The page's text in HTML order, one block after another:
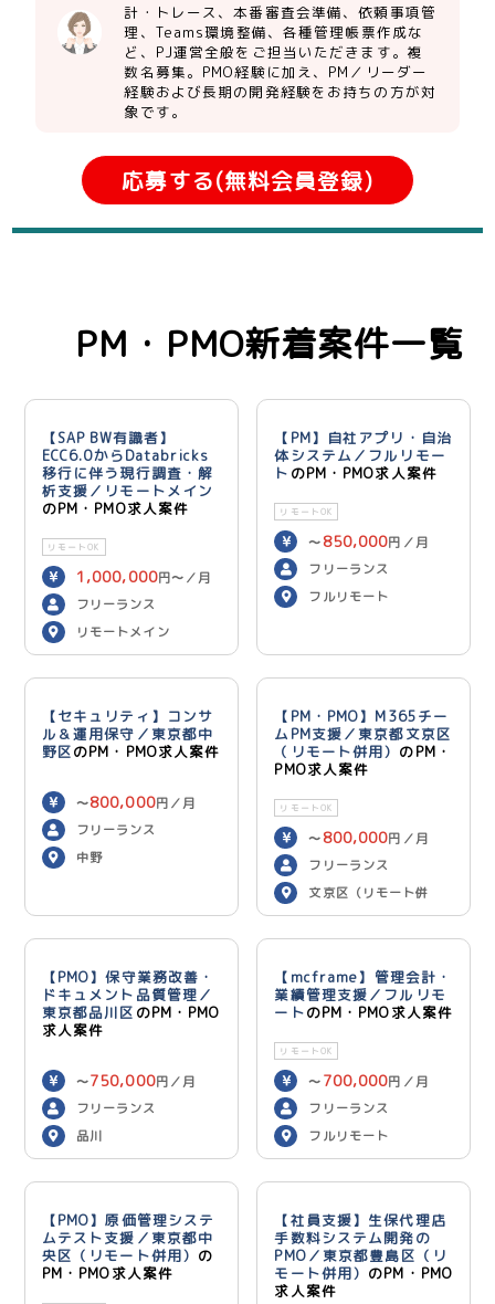
計・トレース、本番審査会準備、依頼事項管
理、Teams環境整備、各種管理帳票作成な
ど、PJ運営全般をご担当いただきます。複
数名募集。PMO経験に加え、PM／リーダー
経験および長期の開発経験をお持ちの方が対
象です。
応募する(無料会員登録)
PM・PMO新着案件一覧
【SAP BW有識者】
ECC6.0からDatabricks
移行に伴う現行調査・解
析支援／リモートメイン
のPM・PMO求人案件
リモートOK
1,000,000円〜／月
フリーランス
リモートメイン
【PM】自社アプリ・自治
体システム／フルリモー
ト のPM・PMO求人案件
リモートOK
〜 850,000円／月
フリーランス
フルリモート
【セキュリティ】コンサ
ル＆運用保守／東京都中
野区のPM・PMO求人案件
〜800,000円／月
フリーランス
中野
【PM・PMO】M365チー
ムPM支援／東京都文京区
（リモート併用） のPM・
PMO求人案件
リモートOK
〜 800,000円／月
フリーランス
文京区（リモート併
用）
【PMO】保守業務改善・
ドキュメント品質管理／
東京都品川区 のPM・PMO
求人案件
〜750,000円／月
フリーランス
品川
【mcframe】管理会計・
業績管理支援／フルリモ
ートのPM・PMO求人案件
リモートOK
〜 700,000円／月
フリーランス
フルリモート
【PMO】原価管理システ
ムテスト支援／東京都中
央区（リモート併用） の
PM・PMO求人案件
【社員支援】生保代理店
手数料システム開発の
PMO／東京都豊島区（リ
モート併用） のPM・PMO
求人案件